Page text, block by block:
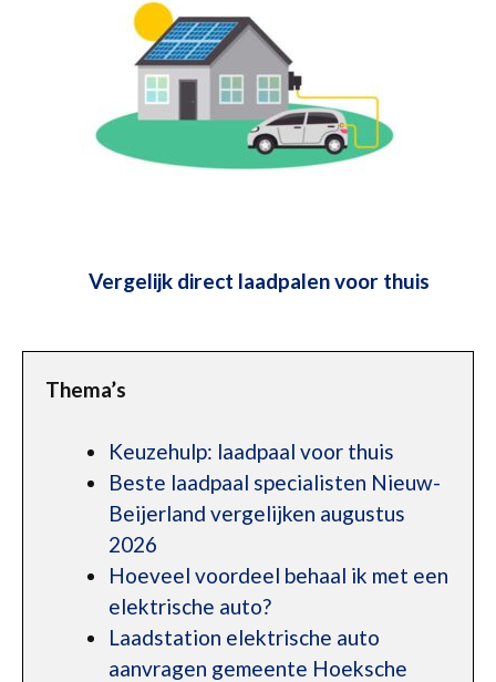
Vergelijk direct laadpalen voor thuis
Thema’s
Keuzehulp: laadpaal voor thuis
Beste laadpaal specialisten Nieuw-
Beijerland vergelijken augustus
2026
Hoeveel voordeel behaal ik met een
elektrische auto?
Laadstation elektrische auto
aanvragen gemeente Hoeksche